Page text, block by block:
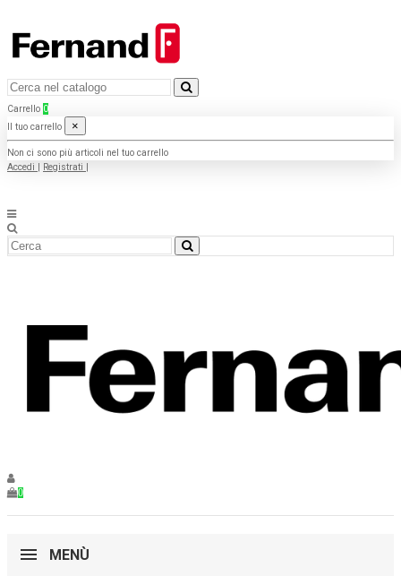
Carrello 0
Il tuo carrello
×
Non ci sono più articoli nel tuo carrello
Accedi
Registrati
0
MENÙ